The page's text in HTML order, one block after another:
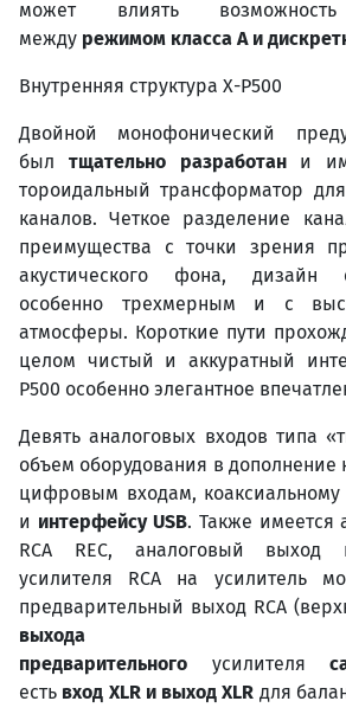
может влиять возможность
между режимом класса Aи
Внутренняя структура X-P500
Двойной монофонический
был тщательно разработани
тороидальный трансформатор
каналов. Четкое разделение
преимущества с точки зрения
акустического фона, дизайн
особенно трехмерным и с
атмосферы. Короткие пути
целом чистый и аккуратный
P500 особенно элегантное
Девять аналоговых входов типа
объем оборудования в дополнение
цифровым входам,
и интерфейсуUSB. Также имеется
RCA REC, аналоговый выход
усилителя RCA на усилитель
предварительный выход RCA
выхода
предварительного усилителя
есть вход XLRи выходXLR для